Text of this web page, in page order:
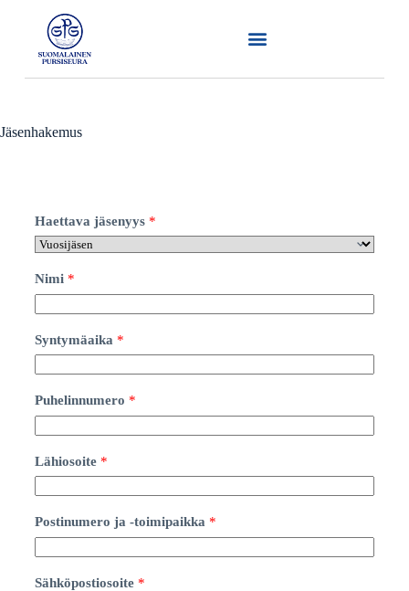
Jäsenhakemus
Haettava jäsenyys *
Nimi *
Syntymäaika *
a
n
o
,
a
l
u
n
j
Puhelinnumero *
Lähiosoite *
Postinumero ja -toimipaikka *
Sähköpostiosoite *